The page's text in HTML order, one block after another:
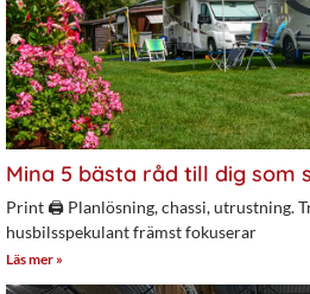
Mina 5 bästa råd till dig som
Print 🖨 Planlösning, chassi, utrustning.
husbilsspekulant främst fokuserar
Läs mer »